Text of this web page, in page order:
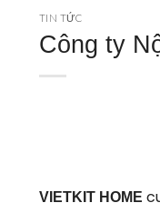
TIN TỨC
Công ty
VIETKIT HOME